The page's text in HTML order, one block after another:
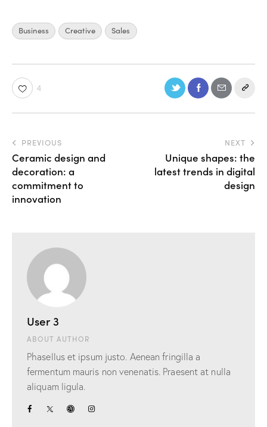
Business Creative Sales
4
PREVIOUS
Ceramic design and
decoration: a
commitment to
innovation
NEXT
Unique shapes: the
latest trends in digital
design
User 3
ABOUT AUTHOR
Phasellus et ipsum justo. Aenean fringilla a
fermentum mauris non venenatis. Praesent at nulla
aliquam ligula.